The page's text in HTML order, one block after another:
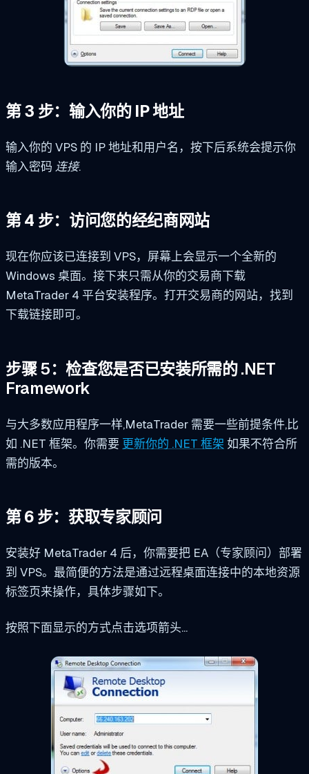
第 3 步：输入你的 IP 地址
输入你的 VPS 的 IP 地址和用户名，按下后系统会提示你
输入密码 连接.
第 4 步：访问您的经纪商网站
现在你应该已连接到 VPS，屏幕上会显示一个全新的
Windows 桌面。接下来只需从你的交易商下载
MetaTrader 4 平台安装程序。打开交易商的网站，找到
下载链接即可。
步骤 5：检查您是否已安装所需的 .NET
Framework
与大多数应用程序一样,MetaTrader 需要一些前提条件,比
如 .NET 框架。你需要 更新你的 .NET 框架 如果不符合所
需的版本。
第 6 步：获取专家顾问
安装好 MetaTrader 4 后，你需要把 EA（专家顾问）部署
到 VPS。最简便的方法是通过远程桌面连接中的本地资源
标签页来操作，具体步骤如下。
按照下面显示的方式点击选项箭头...